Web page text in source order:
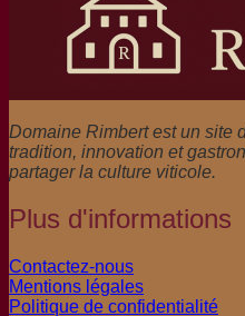
Domaine Rimbert est un site
tradition, innovation et
partager la culture viticole.
Plus d'informations
Contactez-nous
Mentions légales
Politique de confidentialité